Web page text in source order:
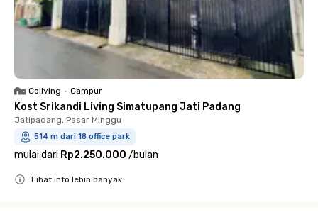
Coliving • Campur
Kost Srikandi Living Simatupang Jati Padang
Jatipadang, Pasar Minggu
514 m dari 18 office park
mulai dari Rp2.250.000 /bulan
Lihat info lebih banyak